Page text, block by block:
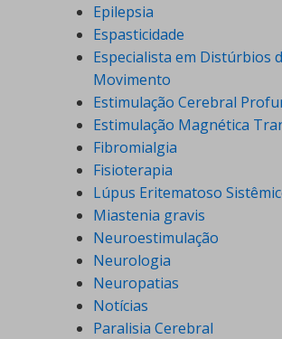
Epilepsia
Espasticidade
Especialista em Distúrbios
Movimento
Estimulação Cerebral
Estimulação Magnética
Fibromialgia
Fisioterapia
Lúpus Eritematoso
Miastenia gravis
Neuroestimulação
Neurologia
Neuropatias
Notícias
Paralisia Cerebral